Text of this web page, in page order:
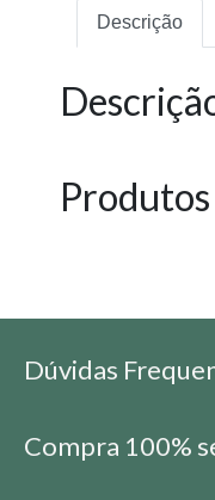
Descrição
Dúvidas
Compra 100%